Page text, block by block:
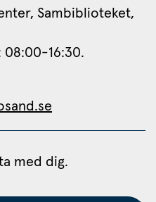
Sambiblioteket,
08:00-16:30.
med dig.